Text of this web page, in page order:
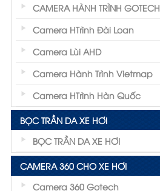
CAMERA HÀNH TRÌNH GOTECH
Camera HTrình Đài Loan
Camera Lùi AHD
Camera Hành Trình Vietmap
Camera HTrình Hàn Quốc
BỌC TRẦN DA XE HƠI
BỌC TRẦN DA XE HƠI
CAMERA 360 CHO XE HƠI
Camera 360 Gotech